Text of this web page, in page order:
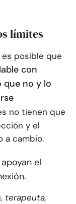
límites
es posible que
con
que no y lo
no tienen que
y el
a cambio.
el
terapeuta,